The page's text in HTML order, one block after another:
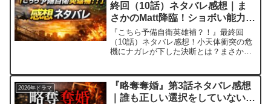
終回（10話）ネタバレ感想｜ま
さかのMatt降臨！ショボい能力者
が地球を救う！？
『こちら予備自衛英雄補？！』最終回
（10話）ネタバレ感想！小天体衝突の危
機にナガレが下した決断とは？まさかの
監督の仕掛けが満載。ショボい能力者が
英雄になる感動の結末をチェック！🍋
2026年ドラマ
『略奪奪婚』第3話ネタバレ感想
｜誰も正しい選択をしていない…